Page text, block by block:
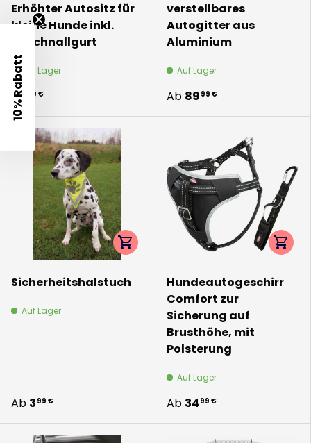
Erhöhter Autositz für
kleine Hunde inkl.
Anschnallgurt
Auf Lager
69 99 €
verstellbares
Autogitter aus
Aluminium
Auf Lager
Ab 89 99 €
Sicherheitshalstuch
Auf Lager
Ab 3 99 €
Optionen auswählen
Hundeautogeschirr
Comfort zur
Sicherung auf
Brusthöhe, mit
Polsterung
Auf Lager
Ab 34 99 €
10% Rabatt